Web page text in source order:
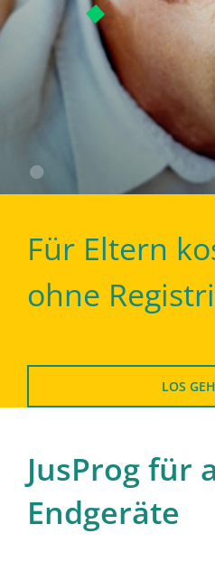
Für Eltern
ohne
LOS
JusProg für
Endgeräte